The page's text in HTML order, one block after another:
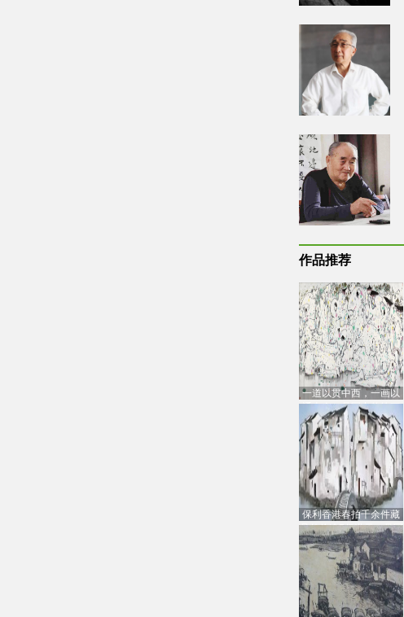
作品推荐
一道以贯中西，一画以
通古今：吴冠中的绘画
创
保利香港春拍千余件藏
品估价逾7亿港元，吴冠
中